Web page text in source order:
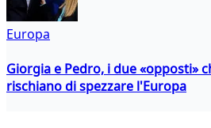
Europa
Giorgia e Pedro, i due «opposti»
rischiano di spezzare l'Europa